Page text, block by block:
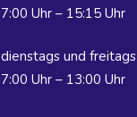
7:00 Uhr – 15:15 Uhr
dienstags und freitags
7:00 Uhr – 13:00 Uhr